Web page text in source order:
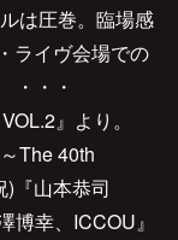
は圧巻。臨場感
ライヴ会場での
・・・
』より。
The 40th
『山本恭司
幸、ICCOU』